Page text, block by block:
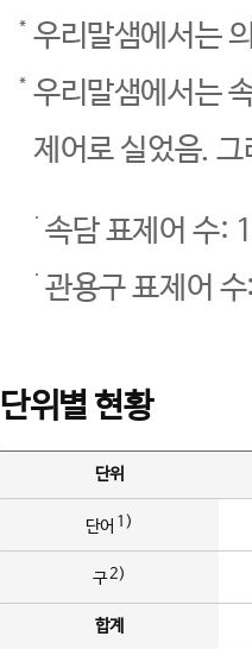
우리말샘에서는
우리말샘에서는
제어로 실었음.
속담 표제어 수:
관용구 표제어
단위별 현황
단위
단어 1)
구2)
합계